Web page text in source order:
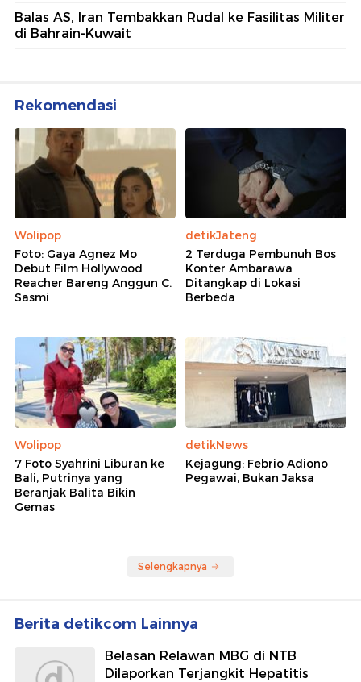
Balas AS, Iran Tembakkan Rudal ke Fasilitas Militer
di Bahrain-Kuwait
Rekomendasi
Wolipop
Foto: Gaya Agnez Mo
Debut Film Hollywood
Reacher Bareng Anggun C.
Sasmi
detikJateng
2 Terduga Pembunuh Bos
Konter Ambarawa
Ditangkap di Lokasi
Berbeda
Wolipop
7 Foto Syahrini Liburan ke
Bali, Putrinya yang
Beranjak Balita Bikin
Gemas
detikNews
Kejagung: Febrio Adiono
Pegawai, Bukan Jaksa
Selengkapnya
Berita detikcom Lainnya
Belasan Relawan MBG di NTB
Dilaporkan Terjangkit Hepatitis